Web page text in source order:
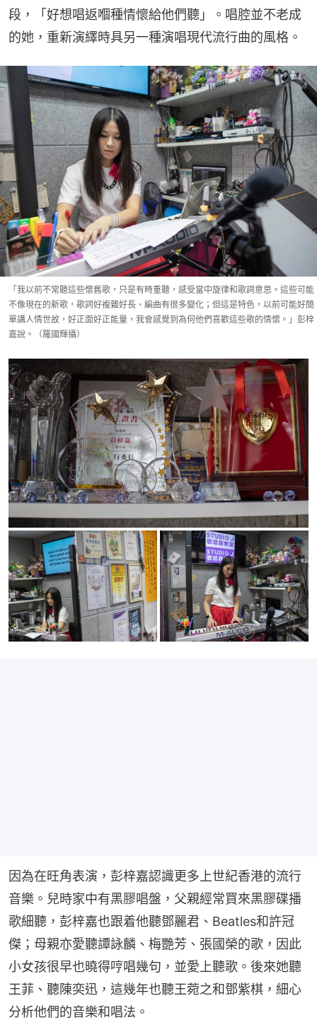
段，「好想唱返嗰種情懷給他們聽」。唱腔並不老成
的她，重新演繹時具另一種演唱現代流行曲的風格。
「我以前不常聽這些懷舊歌，只是有時重聽，感受當中旋律和歌詞意思。這些可能
不像現在的新歌，歌詞好複雜好長、編曲有很多變化；但這是特色，以前可能好簡
單講人情世故，好正面好正能量，我會感覺到為何他們喜歡這些歌的情懷。」彭梓
嘉說。（羅國輝攝）
因為在旺角表演，彭梓嘉認識更多上世紀香港的流行
音樂。兒時家中有黑膠唱盤，父親經常買來黑膠碟播
歌細聽，彭梓嘉也跟着他聽鄧麗君、Beatles和許冠
傑；母親亦愛聽譚詠麟、梅艷芳、張國榮的歌，因此
小女孩很早也曉得哼唱幾句，並愛上聽歌。後來她聽
王菲、聽陳奕迅，這幾年也聽王菀之和鄧紫棋，細心
分析他們的音樂和唱法。